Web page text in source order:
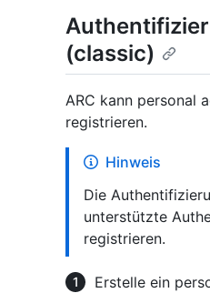
(classic)
ARC kann personal
registrieren.
Hinweis
Die
unterstützte
registrieren.
Erstelle ein